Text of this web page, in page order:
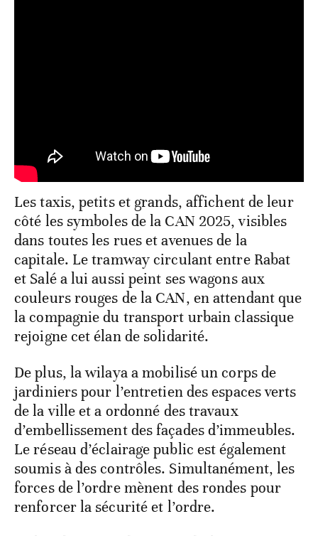
Les taxis, petits et grands, affichent de leur
côté les symboles de la CAN 2025, visibles
dans toutes les rues et avenues de la
capitale. Le tramway circulant entre Rabat
et Salé a lui aussi peint ses wagons aux
couleurs rouges de la CAN, en attendant que
la compagnie du transport urbain classique
rejoigne cet élan de solidarité.
De plus, la wilaya a mobilisé un corps de
jardiniers pour l’entretien des espaces verts
de la ville et a ordonné des travaux
d’embellissement des façades d’immeubles.
Le réseau d’éclairage public est également
soumis à des contrôles. Simultanément, les
forces de l’ordre mènent des rondes pour
renforcer la sécurité et l’ordre.